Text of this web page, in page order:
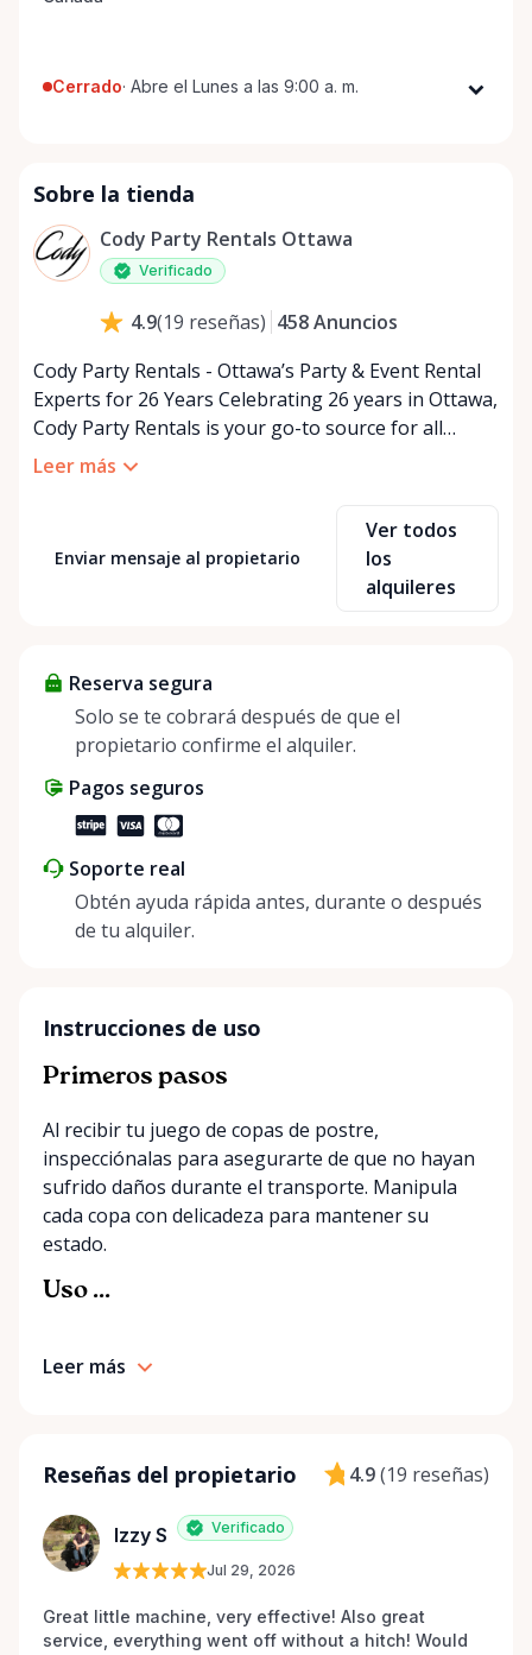
Cerrado· Abre el Lunes a las 9:00 a. m.
Miércoles
Jueves
9:00 a. m. - 5:00 p. m.
Viernes
Domingo
Sobre la tienda
Cody Party Rentals Ottawa
Verificado
4.9(19 reseñas) 458Anuncios
Cody Party Rentals - Ottawa’s Party & Event Rental
Experts for 26 Years Celebrating 26 years in Ottawa,
Cody Party Rentals is your go-to source for all
things party and event rentals. We’re proud to be a
At Cody Party Rentals, we believe in the power of
sharing—giving others the chance to rent out their
items and experience the benefits of renting. It’s
positive impact on the environment. By choosing to
share instead of buy, we’re all doing our part to
make things easier on Mother Nature.
Leer más
Enviar mensaje al propietario
Ver todos
los
alquileres
Reserva segura
Solo se te cobrará después de que el
propietario confirme el alquiler.
Pagos seguros
Soporte real
Obtén ayuda rápida antes, durante o después
de tu alquiler.
Instrucciones de uso
Primeros pasos
Al recibir tu juego de copas de postre,
inspecciónalas para asegurarte de que no hayan
sufrido daños durante el transporte. Manipula
cada copa con delicadeza para mantener su
estado.
Uso ...
Leer más
Reseñas del propietario 4.9(19 reseñas)
Izzy S Verificado
Jul 29, 2026
Great little machine, very effective! Also great
service, everything went off without a hitch! Would